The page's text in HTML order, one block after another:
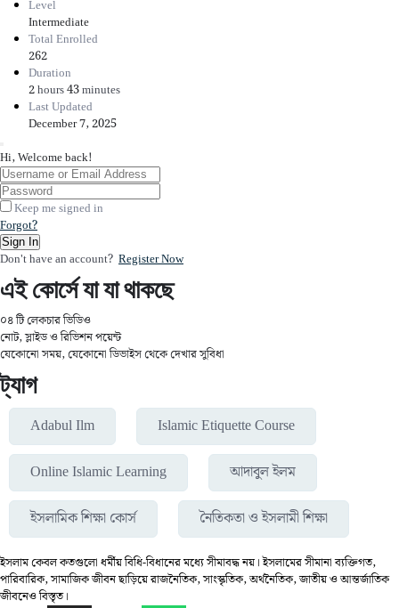
Level
Intermediate
Total Enrolled
262
Duration
2hours43minutes
Last Updated
December 7, 2025
Hi, Welcome back!
Keep me signed in
Forgot?
Sign In
Don't have an account? Register Now
এই কোর্সে যা যা থাকছে
০৪ টি লেকচার ভিডিও
নোট, স্লাইড ও রিভিশন পয়েন্ট
যেকোনো সময়, যেকোনো ডিভাইস থেকে দেখার সুবিধা
ট্যাগ
Adabul Ilm Islamic Etiquette Course
Online Islamic Learning আদাবুল ইলম
ইসলামিক শিক্ষা কোর্স নৈতিকতা ও ইসলামী শিক্ষা
ইসলাম কেবল কতগুলো ধর্মীয় বিধি-বিধানের মধ্যে সীমাবদ্ধ নয়। ইসলামের সীমানা ব্যক্তিগত,
পারিবারিক, সামাজিক জীবন ছাড়িয়ে রাজনৈতিক, সাংস্কৃতিক, অর্থনৈতিক, জাতীয় ও আন্তর্জাতিক
জীবনেও বিস্তৃত।